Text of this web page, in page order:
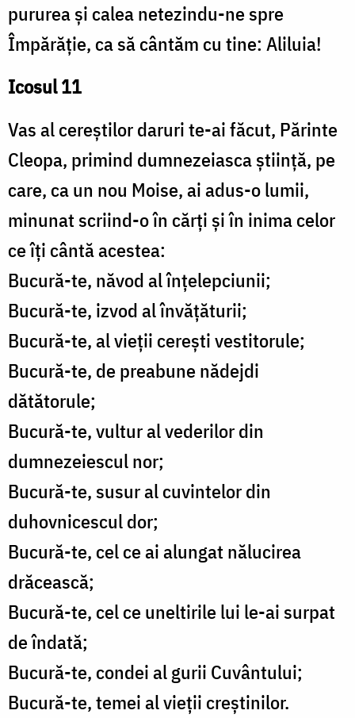
pururea și calea netezindu-ne spre
Împărăție, ca să cântăm cu tine: Aliluia!
Icosul 11
Vas al cereștilor daruri te-ai făcut, Părinte
Cleopa, primind dumnezeiasca știință, pe
care, ca un nou Moise, ai adus-o lumii,
minunat scriind-o în cărți și în inima celor
ce îți cântă acestea:
Bucură-te, năvod al înțelepciunii;
Bucură-te, izvod al învățăturii;
Bucură-te, al vieții cerești vestitorule;
Bucură-te, de preabune nădejdi
dătătorule;
Bucură-te, vultur al vederilor din
dumnezeiescul nor;
Bucură-te, susur al cuvintelor din
duhovnicescul dor;
Bucură-te, cel ce ai alungat nălucirea
drăcească;
Bucură-te, cel ce uneltirile lui le-ai surpat
de îndată;
Bucură-te, condei al gurii Cuvântului;
Bucură-te, temei al vieții creștinilor.